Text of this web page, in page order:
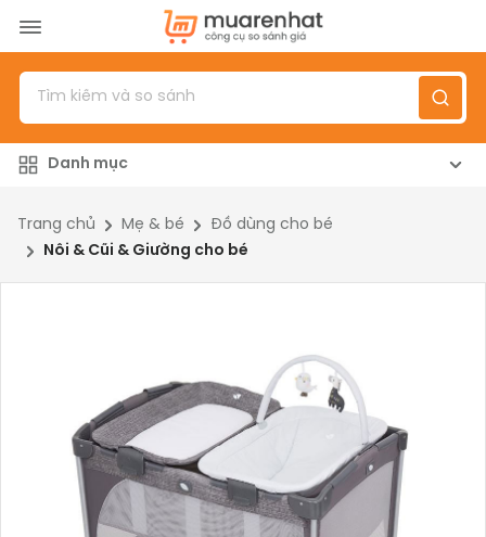
Menu
Sản phẩm
Đánh giá sản phẩm
Danh mục
Trang chủ Mẹ & bé
Đồ dùng cho bé
Nôi & Cũi & Giường cho bé